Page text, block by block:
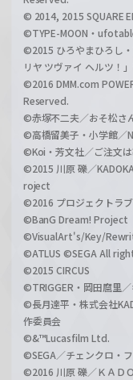
© 2014, 2015 SQUARE
©TYPE-MOON・
©2015 ひろやまひろし
リヤ ツヴァイ ヘルツ！
©2016 DMM.com
Reserved.
©赤塚不二夫／おそ松さ
©高橋留美子・小学館／
©Koi・芳文社／ご注文
©2015 川原 礫／
roject
©2016 プロジェクトラ
©BanG Dream! Project
©VisualArt's/Key/
©ATLUS ©SEGA All
©2015 CIRCUS
©TRIGGER・岡田麿里
©長月達平・株式会社
作委員会
©&™Lucasfilm Ltd.
©SEGA／チェンクロ・
©2016 川原 礫／ＫＡＤ